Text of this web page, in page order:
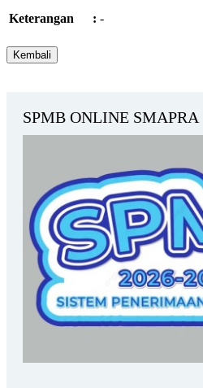
Keterangan : -
SPMB ONLINE SMAPRA